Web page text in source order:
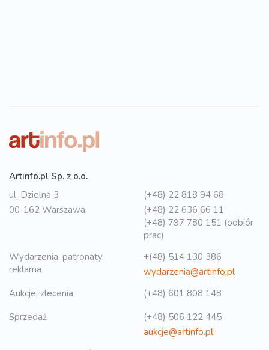
Artinfo.pl Sp. z o.o.
ul. Dzielna 3
00-162 Warszawa
(+48) 22 818 94 68
(+48) 22 636 66 11
(+48) 797 780 151 (odbiór
prac)
Wydarzenia, patronaty,
reklama
+(48) 514 130 386
wydarzenia@artinfo.pl
Aukcje, zlecenia
(+48) 601 808 148
Sprzedaż
(+48) 506 122 445
aukcje@artinfo.pl